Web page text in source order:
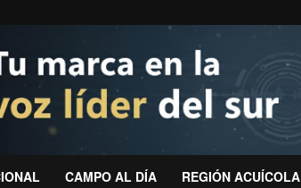
CAMPO AL DÍA REGIÓN ACUÍCOLA